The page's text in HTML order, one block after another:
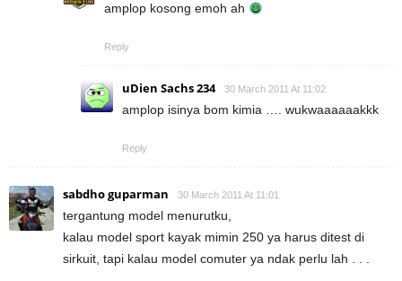
amplop kosong emoh ah
Reply
uDien Sachs 234 30 March 2011 At 11:02
amplop isinya bom kimia …. wukwaaaaaakkk
Reply
sabdho guparman 30 March 2011 At 11:01
tergantung model menurutku,
kalau model sport kayak mimin 250 ya harus ditest di
sirkuit, tapi kalau model comuter ya ndak perlu lah . . .